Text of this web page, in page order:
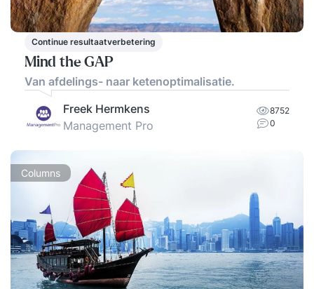
Continue resultaatverbetering
Mind the GAP
Van afdelings- naar ketenoptimalisatie.
Freek Hermkens
Management Pro
8752
0
Columns